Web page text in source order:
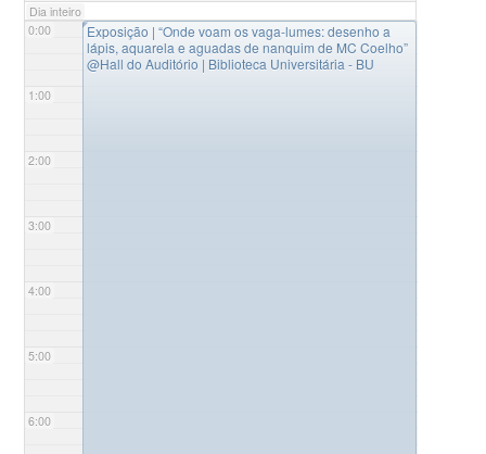
Dia inteiro
0:00
1:00
2:00
3:00
4:00
5:00
6:00
◤Exposição | “Onde voam os vaga-lumes: desenho a
lápis, aquarela e aguadas de nanquim de MC Coelho”
@Hall do Auditório | Biblioteca Universitária - BU